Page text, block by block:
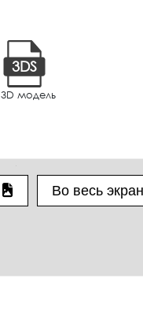
3DS
3D модель